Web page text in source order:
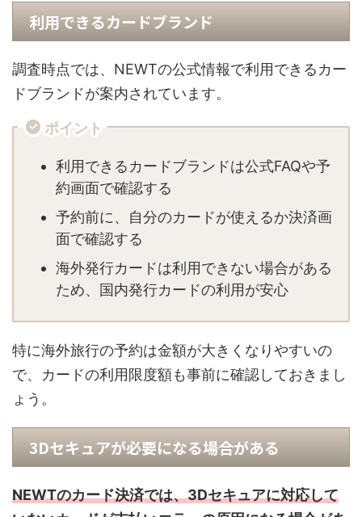
利用できるカードブランド
調査時点では、NEWTの公式情報で利用できるカー
ドブランドが案内されています。
ポイント
利用できるカードブランドは公式FAQや予
約画面で確認する
予約前に、自分のカードが使えるか決済画
面で確認する
海外発行カードは利用できない場合がある
ため、国内発行カードの利用が安心
特に海外旅行の予約は金額が大きくなりやすいの
で、カードの利用限度額も事前に確認しておきまし
ょう。
3Dセキュアが必要になる場合がある
NEWTのカード決済では、3Dセキュアに対応して